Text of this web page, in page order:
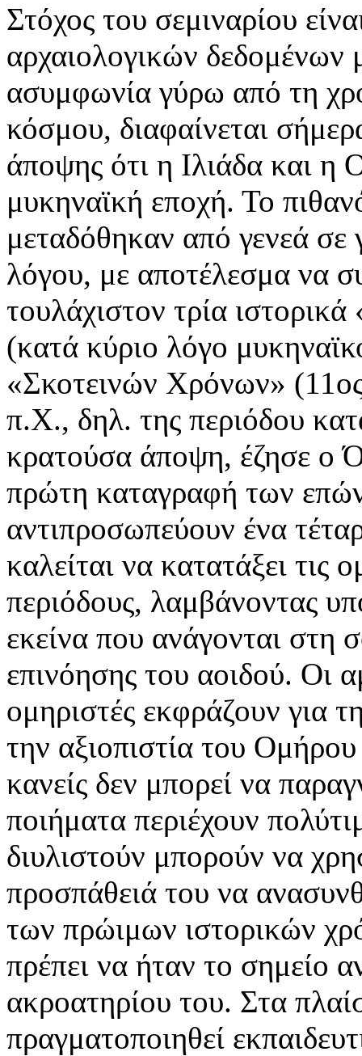
Στόχος του σεμιναρίου
αρχαιολογικών
ασυμφωνία γύρω από τη
κόσμου, διαφαίνεται
άποψης ότι η Ιλιάδα και η
μυκηναϊκή εποχή. Το
μεταδόθηκαν από γενεά
λόγου, με αποτέλεσμα να
τουλάχιστον τρία
(κατά κύριο λόγο
«Σκοτεινών Χρόνων»
π.Χ., δηλ. της περιόδου
κρατούσα άποψη, έζησε ο
πρώτη καταγραφή των
αντιπροσωπεύουν ένα
καλείται να κατατάξει τις
περιόδους, λαμβάνοντας
εκείνα που ανάγονται στη
επινόησης του αοιδού. Οι
ομηριστές εκφράζουν για
την αξιοπιστία του
κανείς δεν μπορεί να
ποιήματα περιέχουν
διυλιστούν μπορούν να
προσπάθειά του να
των πρώιμων ιστορικών
πρέπει να ήταν το σημείο
ακροατηρίου του. Στα
πραγματοποιηθεί